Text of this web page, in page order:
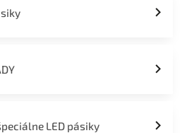
LED pásiky